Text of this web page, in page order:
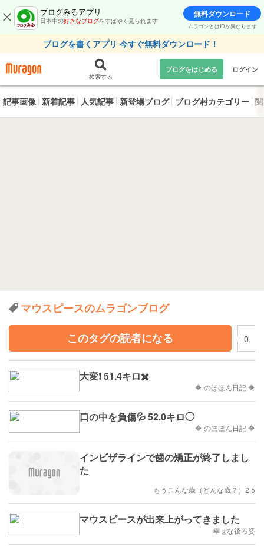
ブログみるアプリ
日本中の好きなブログをすばやく見られます
無料ダウンロード
ムラゴンとはIDが異なります
ブログを書くアプリ 今すぐ無料ダウンロード！
検索する
ブログをはじめる ログイン
記事画像 新着記事 人気記事 新登場ブログ ブログ村カテゴリー
マウスピースのムラゴンブログ
このタグの読者になる
0
大変❗ 51.4キロ✖️
🔶 のほほん日記 🔶
口の中を負傷💦 52.0キロ◯
🔶 のほほん日記 🔶
インビザラインで歯の矯正が終了しまし
た
もうこんな歳（どんな歳？）2.5
マウスピースが出来上がってきました
幸せな後ろ姿